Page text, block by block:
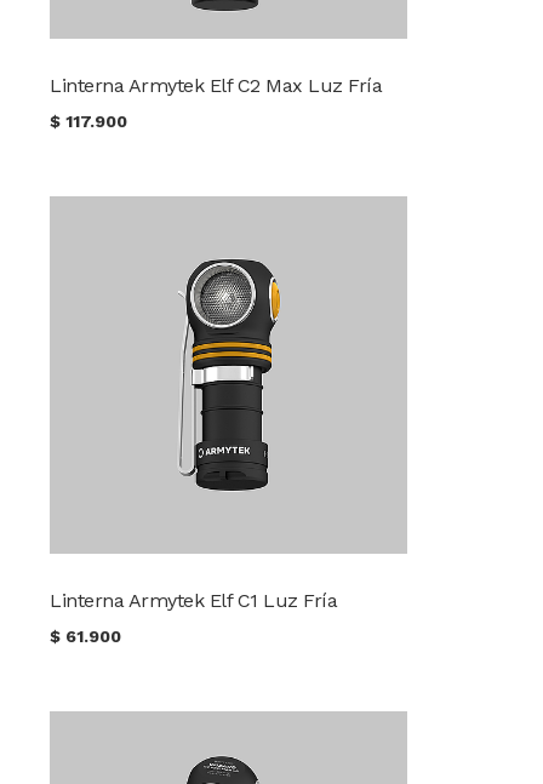
Linterna Armytek Elf C2 Max Luz Fría
$117.900
Linterna Armytek Elf C1 Luz Fría
$ 61.900